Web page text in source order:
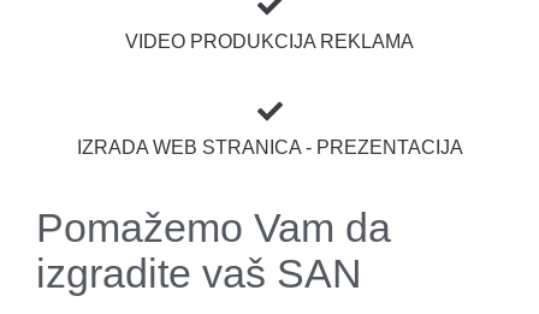
VIDEO PRODUKCIJA REKLAMA
IZRADA WEB STRANICA - PREZENTACIJA
Pomažemo Vam da
izgradite vaš SAN